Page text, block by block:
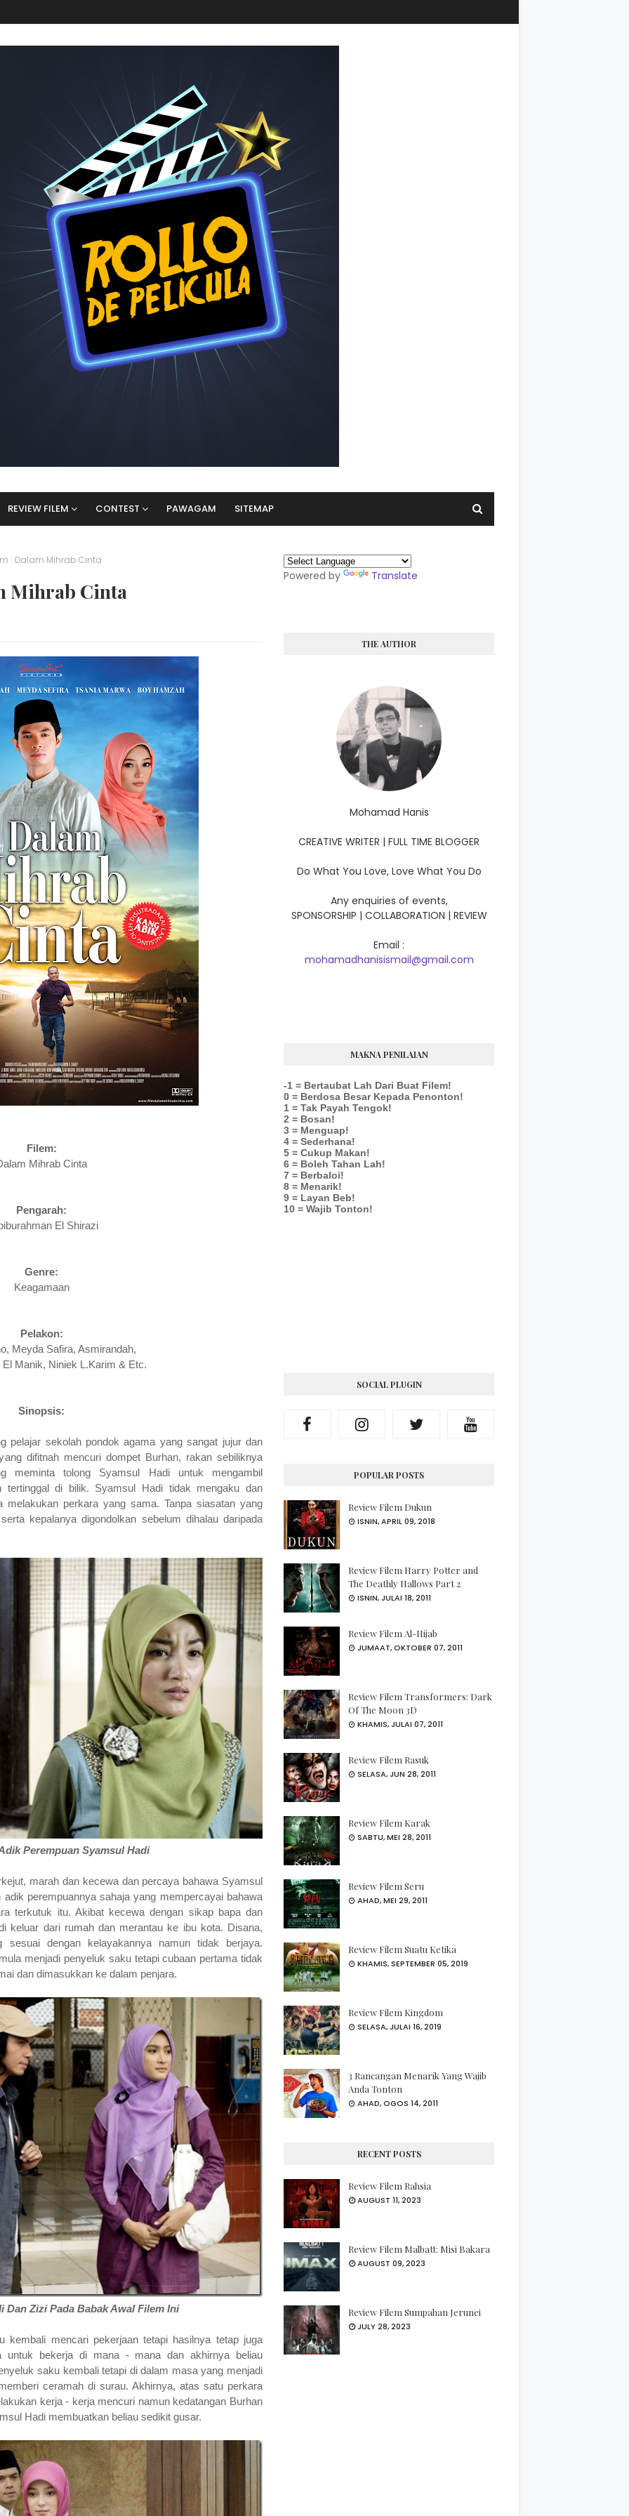
REVIEW FILEM CONTEST PAWAGAM SITEMAP
: Dalam Mihrab Cinta
Mihrab Cinta
Filem:
Mihrab Cinta
Pengarah:
El Shirazi
Genre:
Keagamaan
Pelakon:
Meyda Safira, Asmirandah,
Manik, Niniek L.Karim & Etc.
Sinopsis:
pelajar sekolah pondok agama yang sangat jujur dan
difitnah mencuri dompet Burhan, rakan sebiliknya
meminta tolong Syamsul Hadi untuk mengambil
tertinggal di bilik. Syamsul Hadi tidak mengaku dan
melakukan perkara yang sama. Tanpa siasatan yang
kepalanya digondolkan sebelum dihalau daripada
Perempuan Syamsul Hadi
marah dan kecewa dan percaya bahawa Syamsul
perempuannya sahaja yang mempercayai bahawa
terkutuk itu. Akibat kecewa dengan sikap bapa dan
keluar dari rumah dan merantau ke ibu kota. Disana,
dengan kelayakannya namun tidak berjaya.
menjadi penyeluk saku tetapi cubaan pertama tidak
dan dimasukkan ke dalam penjara.
Dan Zizi Pada Babak Awal Filem Ini
kembali mencari pekerjaan tetapi hasilnya tetap juga
untuk bekerja di mana - mana dan akhirnya beliau
saku kembali tetapi di dalam masa yang menjadi
ceramah di surau. Akhirnya, atas satu perkara
kerja - kerja mencuri namun kedatangan Burhan
Hadi membuatkan beliau sedikit gusar.
Powered by Translate
THE AUTHOR
Mohamad Hanis
CREATIVE WRITER | FULL TIME BLOGGER
Do What You Love, Love What You Do
Any enquiries of events,
SPONSORSHIP | COLLABORATION | REVIEW
Email :
mohamadhanisismail@gmail.com
MAKNA PENILAIAN
-1 = Bertaubat Lah Dari Buat Filem!
0 = Berdosa Besar Kepada Penonton!
1 = Tak Payah Tengok!
2 = Bosan!
3 = Menguap!
4 = Sederhana!
5 = Cukup Makan!
6 = Boleh Tahan Lah!
7 = Berbaloi!
8 = Menarik!
9 = Layan Beb!
10 = Wajib Tonton!
SOCIAL PLUGIN
POPULAR POSTS
Review Filem Dukun
ISNIN, APRIL 09, 2018
Review Filem Harry Potter and
The Deathly Hallows Part 2
ISNIN, JULAI 18, 2011
Review Filem Al-Hijab
JUMAAT, OKTOBER 07, 2011
Review Filem Transformers: Dark
Of The Moon 3D
KHAMIS, JULAI 07, 2011
Review Filem Rasuk
SELASA, JUN 28, 2011
Review Filem Karak
SABTU, MEI 28, 2011
Review Filem Seru
AHAD, MEI 29, 2011
Review Filem Suatu Ketika
KHAMIS, SEPTEMBER 05, 2019
Review Filem Kingdom
SELASA, JULAI 16, 2019
3 Rancangan Menarik Yang Wajib
Anda Tonton
AHAD, OGOS 14, 2011
RECENT POSTS
Review Filem Rahsia
AUGUST 11, 2023
Review Filem Malbatt: Misi Bakara
AUGUST 09, 2023
Review Filem Sumpahan Jerunei
JULY 28, 2023